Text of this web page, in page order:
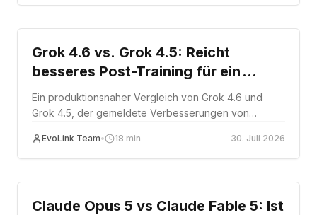
Comparison
Grok 4.6 vs. Grok 4.5: Reicht
besseres Post-Training für ein
Upgrade?
Ein produktionsnaher Vergleich von Grok 4.6 und
Grok 4.5, der gemeldete Verbesserungen von
definiert.
EvoLink Team• 18 min 30. Juli 2026
Comparison
Claude Opus 5 vs Claude Fable 5: Ist